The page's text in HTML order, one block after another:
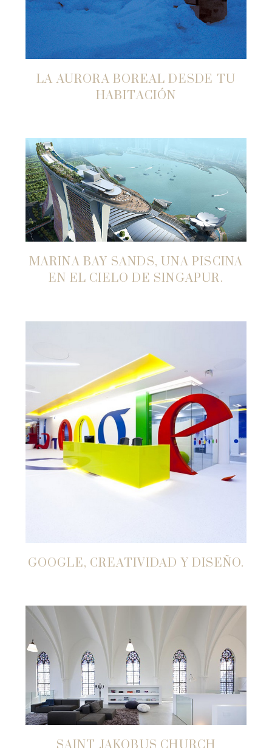
LA AURORA BOREAL DESDE TU
HABITACIÓN
MARINA BAY SANDS, UNA PISCINA
EN EL CIELO DE SINGAPUR.
GOOGLE, CREATIVIDAD Y DISEÑO.